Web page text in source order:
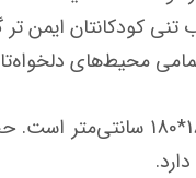
کودکانتان ایمن تر
محیط‌های